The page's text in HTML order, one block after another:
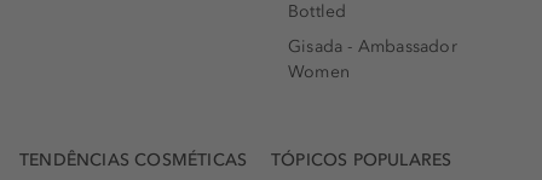
Bottled
Gisada - Ambassador
Women
TENDÊNCIAS COSMÉTICAS TÓPICOS POPULARES